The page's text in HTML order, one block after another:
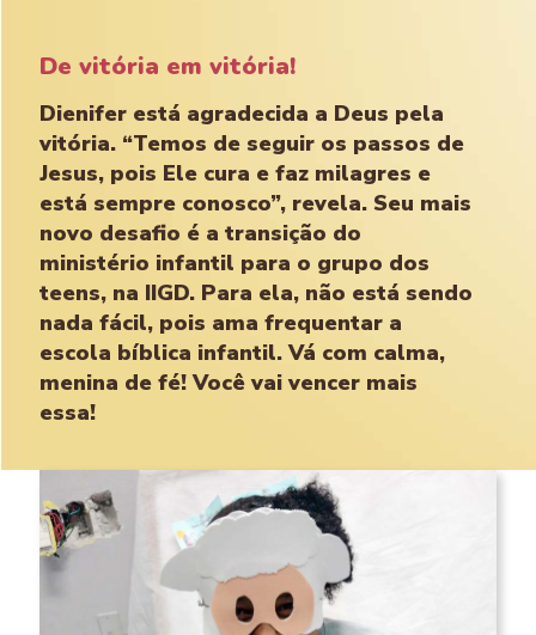
De vitória em vitória!
Dienifer está agradecida a Deus pela
vitória. “Temos de seguir os passos de
Jesus, pois Ele cura e faz milagres e
está sempre conosco”, revela. Seu mais
novo desafio é a transição do
ministério infantil para o grupo dos
teens, na IIGD. Para ela, não está sendo
nada fácil, pois ama frequentar a
escola bíblica infantil. Vá com calma,
menina de fé! Você vai vencer mais
essa!